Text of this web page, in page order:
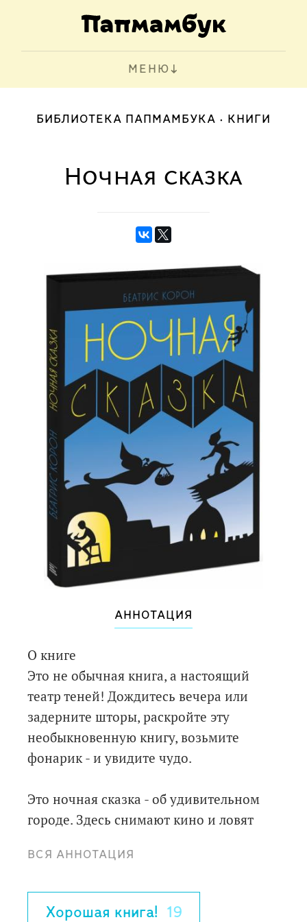
МЕНЮ
БИБЛИОТЕКА ПАПМАМБУКА КНИГИ
Ночная сказка
АННОТАЦИЯ
О книге
Это не обычная книга, а настоящий
театр теней! Дождитесь вечера или
задерните шторы, раскройте эту
необыкновенную книгу, возьмите
фонарик - и увидите чудо.
Это ночная сказка - об удивительном
городе. Здесь снимают кино и ловят
поднимаются в небо на воздушном
вереницей, и в каждом из них - свои
ВСЯ АННОТАЦИЯ
Хорошая книга! 19